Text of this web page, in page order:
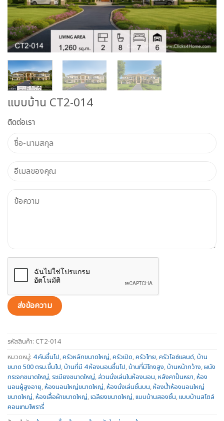
แบบบ้าน CT2-014
ติดต่อเรา
รหัสสินค้า: CT2-014
หมวดหมู่: 4 คันขึ้นไป,ครัวหลักขนาดใหญ่,ครัวเปิด,ครัวไทย,ครัวไอซ์แลนด์,บ้าน
ขนาด 500 ตรม.ขึ้นไป,บ้านที่มี 4 ห้องนอนขึ้นไป,บ้านที่มีโถงสูง,บ้านหน้ากว้าง,ผนัง
กระจกขนาดใหญ่,ระเบียงขนาดใหญ่, ส่วนนั่งเล่นในห้องนอน,หลังคาปั้นหยา,ห้อง
นอนผู้สูงอายุ,ห้องนอนใหญ่ขนาดใหญ่,ห้องนั่งเล่นชั้นบน,ห้องน้ำห้องนอนใหญ่
ขนาดใหญ่,ห้องเสื้อผ้าขนาดใหญ่,เฉลียงขนาดใหญ่,แบบบ้านสองชั้น,แบบบ้านสไตล์
คอนเทมโพรารี่